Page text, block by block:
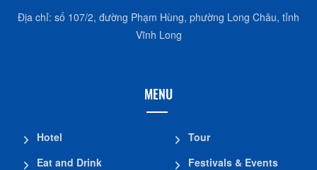
Địa chỉ: số 107/2, đường Phạm Hùng, phường Long Châu, tỉnh
Vĩnh Long
MENU
Hotel
Eat and Drink
Tour
Festivals & Events